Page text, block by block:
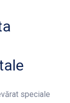
speciale